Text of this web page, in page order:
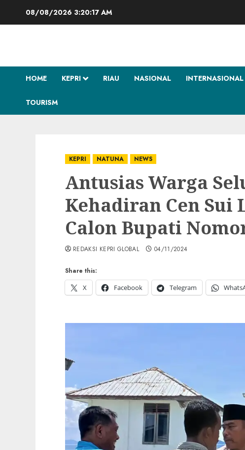
08/08/2026 3:20:18 AM
HOME KEPRI RIAU NASIONAL INTERNASIONAL
TOURISM
KEPRI NATUNA NEWS
Antusias Warga
Kehadiran Cen Sui
Calon Bupati
Share this:
X
Facebook Telegram
REDAKSI KEPRI GLOBAL 04/11/2024